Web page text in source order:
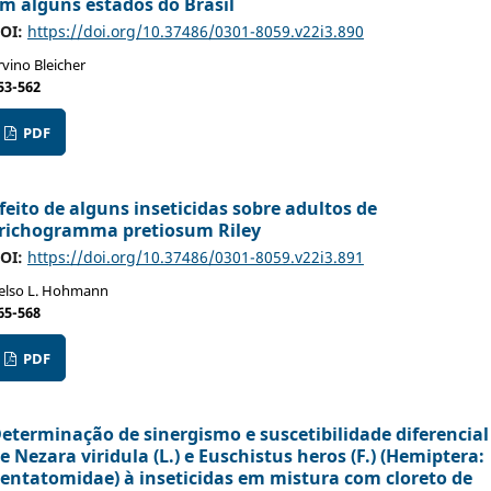
https://doi.org/10.37486/0301-8059.v22i3.890
Bleicher
562
PDF
de alguns inseticidas sobre adultos de
pretiosum Riley
https://doi.org/10.37486/0301-8059.v22i3.891
L. Hohmann
568
PDF
de sinergismo e suscetibilidade diferencial
Nezara viridula (L.) e Euschistus heros (F.) (Hemiptera:
à inseticidas em mistura com cloreto de